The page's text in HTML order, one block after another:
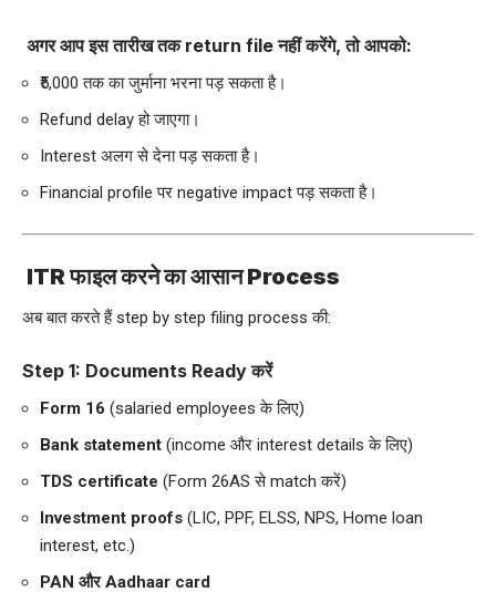
अगर आप इस तारीख तक return file नहीं करेंगे, तो आपको:
₹5,000 तक का जुर्माना भरना पड़ सकता है।
Refund delay हो जाएगा।
Interest अलग से देना पड़ सकता है।
Financial profile पर negative impact पड़ सकता है।
ITR फाइल करने का आसान Process
अब बात करते हैं step by step filing process की:
Step 1: Documents Ready करें
Form 16 (salaried employees के लिए)
Bank statement (income और interest details के लिए)
TDS certificate (Form 26AS से match करें)
Investment proofs (LIC, PPF, ELSS, NPS, Home loan
interest, etc.)
PAN और Aadhaar card